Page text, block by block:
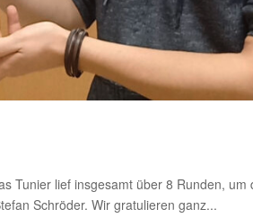
Tunier lief insgesamt über 8 Runden, um
Schröder. Wir gratulieren ganz...